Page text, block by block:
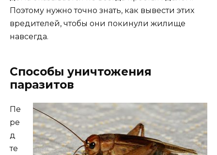
Поэтому нужно точно знать, как вывести этих
вредителей, чтобы они покинули жилище
навсегда.
Способы уничтожения
паразитов
Пе
ре
д
те